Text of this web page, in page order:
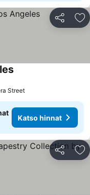
Jaa
Street
Katso hinnat
Jaa